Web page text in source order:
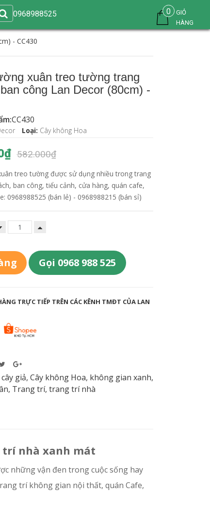
0968988525 0
GIỎ
HÀNG
- CC430
xuân treo tường trang
công Lan Decor (80cm) -
CC430
Loại: Cây không Hoa
582.000₫
treo tường được sử dụng nhiều trong trang
ban công, tiểu cảnh, cửa hàng, quán cafe,
0968988525 (bán lẻ) - 0968988215 (bán sỉ)
Gọi 0968 988 525
TRỰC TIẾP TRÊN CÁC KÊNH TMĐT CỦA LAN
cây giả, Cây không Hoa, không gian xanh,
, Trang trí, trang trí nhà
nhà xanh mát
những vận đen trong cuộc sống hay
trí không gian nội thất, quán Cafe,